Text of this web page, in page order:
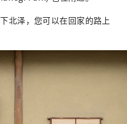
北泽，您可以在回家的路上